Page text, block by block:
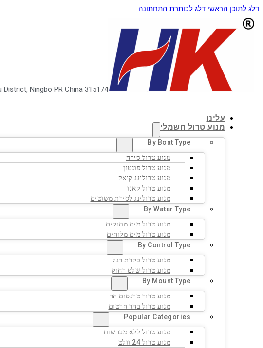
דלג לתוכן הראשי דלג לכותרת התחתונה
Ningbo PR China 315174
עלינו
מנוע טרול חשמלי
By Boat Type
מנוע טרול סירה
מנוע טרול פונטון
מנוע טרולינג קיאק
מנוע טרול קאנו
מנוע טרולינג לסירת משוטים
By Water Type
מנוע טרול מים מתוקים
מנוע טרול מים מלוחים
By Control Type
מנוע טרול בקרת רגל
מנוע טרול שלט רחוק
By Mount Type
מנוע טרור טרנסום הר
מנוע טרול בהר חרטום
Popular Categories
מנוע טרול ללא מברשות
מנוע טרול 24 וולט